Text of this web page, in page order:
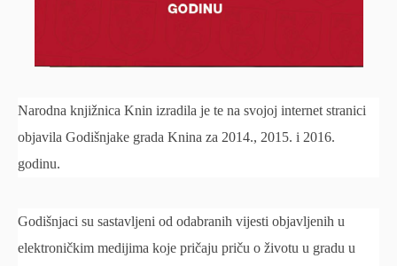
Narodna knjižnica Knin izradila je te na svojoj internet stranici
objavila Godišnjake grada Knina za 2014., 2015. i 2016.
godinu.
Godišnjaci su sastavljeni od odabranih vijesti objavljenih u
elektroničkim medijima koje pričaju priču o životu u gradu u